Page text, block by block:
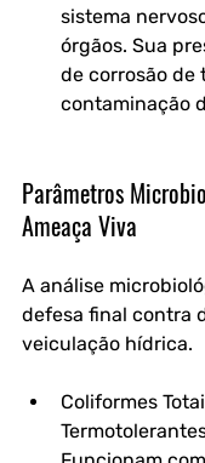
sistema
órgãos. Sua
de corrosão de
contaminação
Parâmetros
Ameaça Viva
A análise
defesa final contra
veiculação hídrica.
Coliformes